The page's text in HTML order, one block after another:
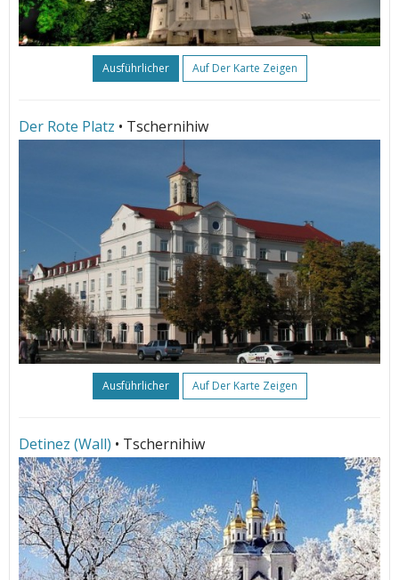
Ausführlicher Auf Der Karte Zeigen
Der Rote Platz • Tschernihiw
Ausführlicher Auf Der Karte Zeigen
Detinez (Wall) • Tschernihiw